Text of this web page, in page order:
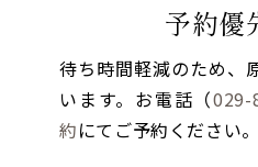
予約優
待ち時間軽減のため、
います。お電話（029-
約にてご予約ください。